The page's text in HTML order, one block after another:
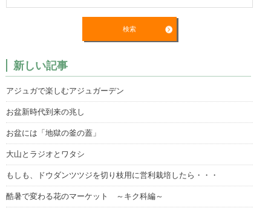
新しい記事
アジュガで楽しむアジュガーデン
お盆新時代到来の兆し
お盆には「地獄の釜の蓋」
大山とラジオとワタシ
もしも、ドウダンツツジを切り枝用に営利栽培したら・・・
酷暑で変わる花のマーケット ～キク科編～